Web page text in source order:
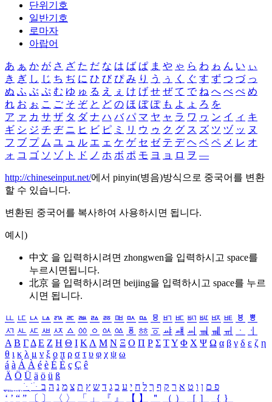
단위기호
일반기호
로마자
아랍어
あ ぁ か が さ ざ た だ な は ば ぱ ま や ゃ ら わ ゎ ん い ぃ
き ぎ し じ ち ぢ に ひ び ぴ み り う ぅ く ぐ す ず つ づ っ
ぬ ふ ぶ ぷ む ゆ ゅ る え ぇ け げ せ ぜ て で ね へ べ ぺ め
れ お ぉ こ ご そ ぞ と ど の ほ ぼ ぽ も よ ょ ろ を
ア ァ カ サ ザ タ ダ ナ ハ バ パ マ ヤ ャ ラ ワ ヮ ン イ ィ キ
ギ シ ジ チ ヂ ニ ヒ ビ ピ ミ リ ウ ゥ ク グ ス ズ ツ ヅ ッ ヌ
フ ブ プ ム ユ ュ ル エ ェ ケ ゲ セ ゼ テ デ ヘ ベ ペ メ レ オ
ォ コ ゴ ソ ゾ ト ド ノ ホ ボ ポ モ ヨ ョ ロ ヲ ―
http://chineseinput.net/에서 pinyin(병음)방식으로 중국어를 변환
할 수 있습니다.
변환된 중국어를 복사하여 사용하시면 됩니다.
예시)
中文 을 입력하시려면 zhongwen을 입력하시고 space를
누르시면됩니다.
北京 을 입력하시려면 beijing을 입력하시고 space를 누르
시면 됩니다.
ㅥ ㅦ ㅧ ㅨ ㅩ ㅪ ㅫ ㅬ ㅭ ㅮ ㅯ ㅰ ㅱ ㅲ ㅳ ㅴ ㅵ ㅶ ㅷ ㅸ
ㅹ
ㅺ ㅻ ㅼ ㅽ ㅾ ㅿ ㆀ ㆁ ㆂ ㆃ ㆄ ㆅ ㆆ ㆇ ㆈ ㆉ ㆊ ㆋ ㆌ ㆍ
ㆎ
Α Β ΓΔ Ε Ζ Η Θ Ι ΚΛ Μ Ν Ξ Ο Π Ρ Σ ΤΥ Φ Χ Ψ Ω α β γ δ ε ζ η
θ ι κ λ μ ν ξ ο π ρ σ τ υ φ χ ψ ω
á à Á À é è É È ç Ç ê
Ä Ö Ü ä ö ü ß
ִֶֹ ֻּ ׁׂ פ ם ן ו ט א ר ק ף ך ל ח י ע כ ג ד ש ץ ת צ מ נ ה ב
‘ ’ “ ” 〔 〕 〈 〉 「 」 『 』 【 】 ＂ （ ） ［ ］ ｛ ｝